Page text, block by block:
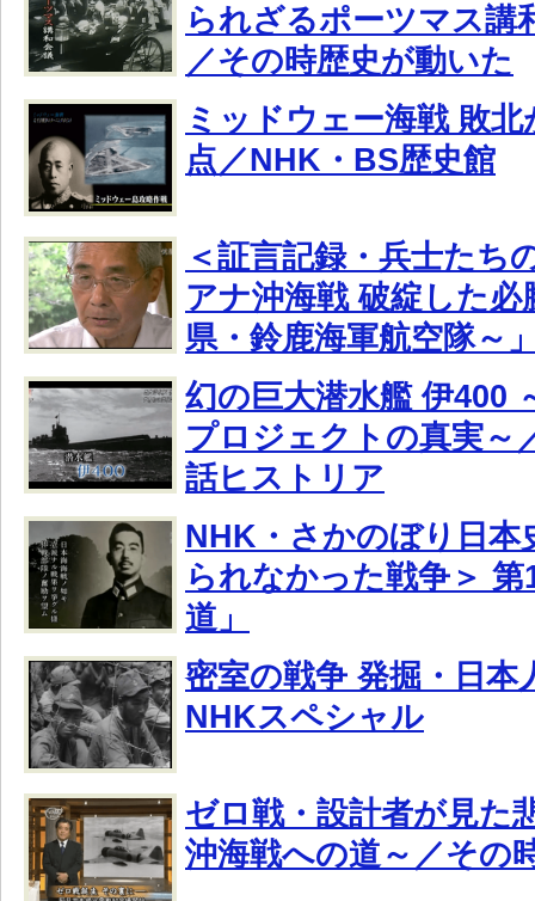
られざるポーツマス講
／その時歴史が動いた
ミッドウェー海戦 敗
点／NHK・BS歴史館
＜証言記録・兵士たち
アナ沖海戦 破綻した必
県・鈴鹿海軍航空隊～
幻の巨大潜水艦 伊400
プロジェクトの真実～
話ヒストリア
NHK・さかのぼり日本
られなかった戦争＞
道」
密室の戦争 発掘・日本
NHKスペシャル
ゼロ戦・設計者が見た
沖海戦への道～／その